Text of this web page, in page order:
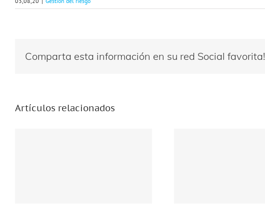
Comparta esta información en su red Social favorita!
Artículos relacionados